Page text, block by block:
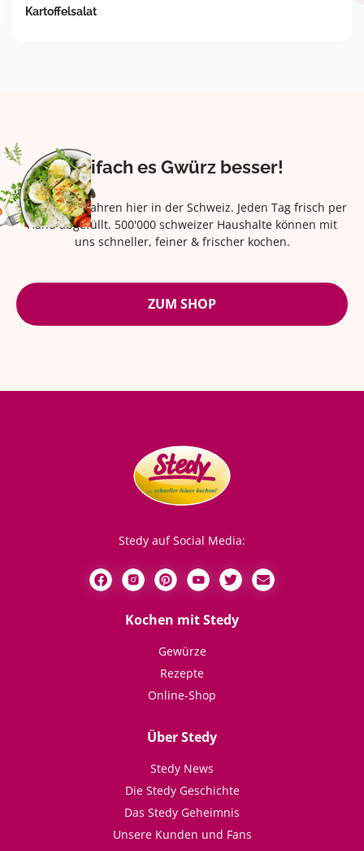
Kartoffelsalat
Eifach es Gwürz besser!
Seit über 42 Jahren hier in der Schweiz. Jeden Tag frisch per
Hand abgefüllt. 500'000 schweizer Haushalte können mit
uns schneller, feiner & frischer kochen.
ZUM SHOP
Stedy auf Social Media:
Kochen mit Stedy
Gewürze
Rezepte
Online-Shop
Über Stedy
Stedy News
Die Stedy Geschichte
Das Stedy Geheimnis
Unsere Kunden und Fans